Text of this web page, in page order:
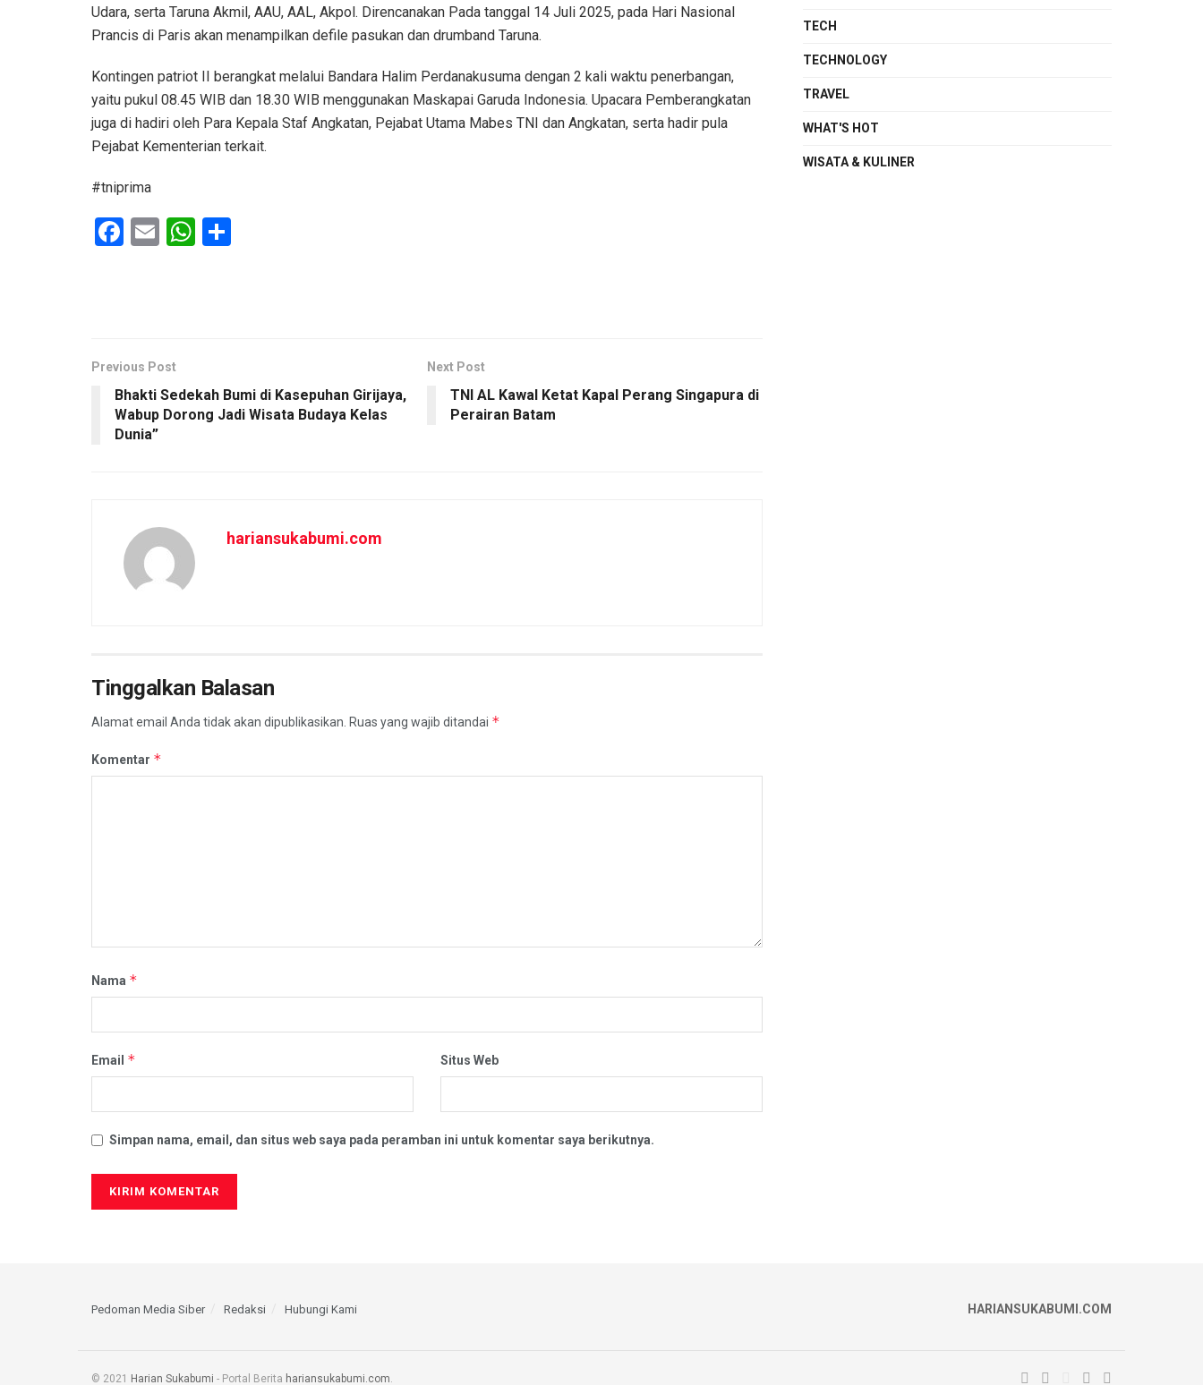
Udara, serta Taruna Akmil, AAU, AAL, Akpol. Direncanakan Pada tanggal 14 Juli 2025, pada Hari Nasional
Prancis di Paris akan menampilkan defile pasukan dan drumband Taruna.
Kontingen patriot II berangkat melalui Bandara Halim Perdanakusuma dengan 2 kali waktu penerbangan,
yaitu pukul 08.45 WIB dan 18.30 WIB menggunakan Maskapai Garuda Indonesia. Upacara Pemberangkatan
juga di hadiri oleh Para Kepala Staf Angkatan, Pejabat Utama Mabes TNI dan Angkatan, serta hadir pula
Pejabat Kementerian terkait.
#tniprima
F
o
k
E
W
p
Previous Post
Bhakti Sedekah Bumi di Kasepuhan Girijaya,
Wabup Dorong Jadi Wisata Budaya Kelas
Dunia”
Next Post
TNI AL Kawal Ketat Kapal Perang Singapura di
Perairan Batam
hariansukabumi.com
Tinggalkan Balasan
Alamat email Anda tidak akan dipublikasikan. Ruas yang wajib ditandai *
Komentar *
Nama *
Email * Situs Web
Simpan nama, email, dan situs web saya pada peramban ini untuk komentar saya berikutnya.
TECH
TECHNOLOGY
TRAVEL
WHAT'S HOT
WISATA & KULINER
Pedoman Media Siber Redaksi Hubungi Kami HARIANSUKABUMI.COM
© 2021 Harian Sukabumi - Portal Berita hariansukabumi.com